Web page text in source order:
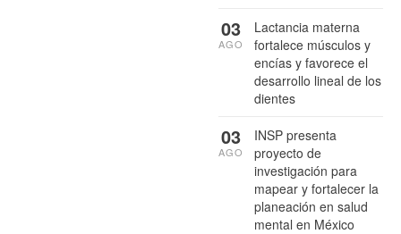
Lactancia materna
fortalece músculos y
encías y favorece el
desarrollo lineal de los
dientes
03
AGO
INSP presenta
proyecto de
investigación para
mapear y fortalecer la
planeación en salud
mental en México
03
AGO